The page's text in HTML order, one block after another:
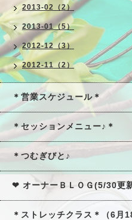
2013-02（2）
2013-01（5）
2012-12（3）
2012-11（2）
＊営業スケジュール＊
＊セッションメニュー♪＊
＊つむぎびと♪
❤ オーナーＢＬＯＧ(5/30更
＊ストレッチクラス＊（6月